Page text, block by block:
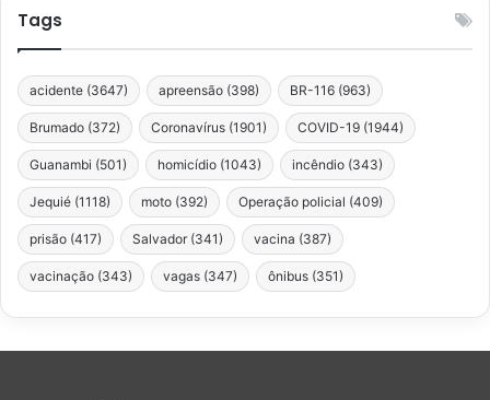
Tags
acidente (3647) apreensão (398) BR-116 (963)
Brumado (372) Coronavírus (1901) COVID-19 (1944)
Guanambi (501) homicídio (1043) incêndio (343)
Jequié (1118) moto (392) Operação policial (409)
prisão (417) Salvador (341) vacina (387)
vacinação (343) vagas (347) ônibus (351)